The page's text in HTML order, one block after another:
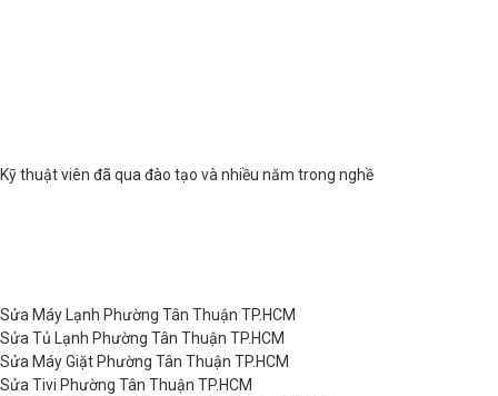
Kỹ thuật viên đã qua đào tạo và nhiều năm trong nghề
Sửa Máy Lạnh Phường Tân Thuận TP.HCM
Sửa Tủ Lạnh Phường Tân Thuận TP.HCM
Sửa Máy Giặt Phường Tân Thuận TP.HCM
Sửa Tivi Phường Tân Thuận TP.HCM